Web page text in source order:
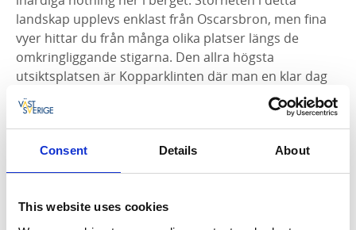
Consent Details About
This website uses cookies
landskap upplevs enklast från Oscarsbron, men fina
vyer hittar du från många olika platser längs de
omkringliggande stigarna. Den allra högsta
utsiktsplatsen är Kopparklinten där man en klar dag
kan se flera mil bort.
En skjuts för industrin
vattnet andra vägar, och man hörde ständigt dånet